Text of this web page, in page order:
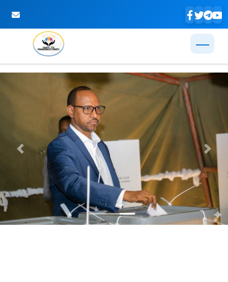
Skip to Main Content
Previous Next